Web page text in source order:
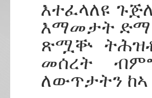
እተፈላለዩ
እማመታት ድማ
ጽሟቝ ትሕዝቶ
መሰረት
ለውጥታትን ከኣ